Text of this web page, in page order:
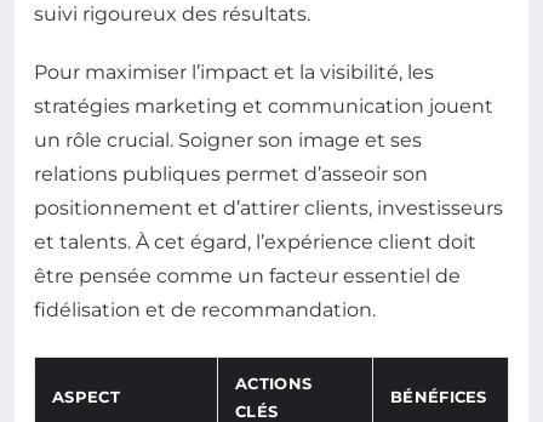
suivi rigoureux des résultats.
Pour maximiser l’impact et la visibilité, les
stratégies marketing et communication jouent
un rôle crucial. Soigner son image et ses
relations publiques permet d’asseoir son
positionnement et d’attirer clients, investisseurs
et talents. À cet égard, l’expérience client doit
être pensée comme un facteur essentiel de
fidélisation et de recommandation.
ASPECT
ACTIONS
CLÉS
BÉNÉFICES